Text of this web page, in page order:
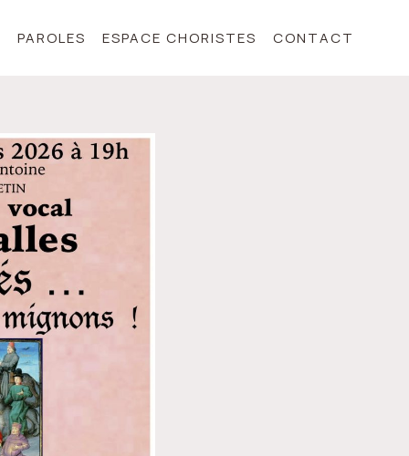
PAROLES ESPACE CHORISTES CONTACT